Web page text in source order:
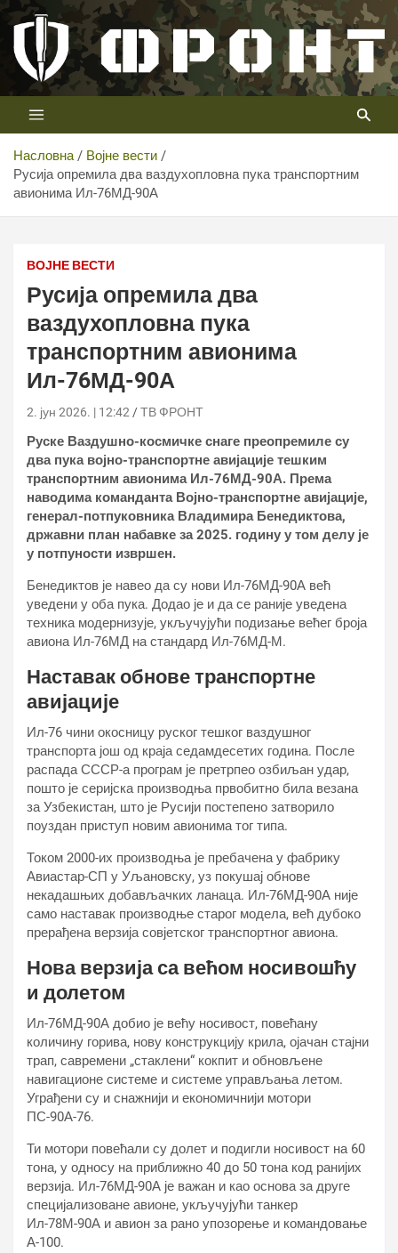
Скип
цонтент
Телевизија ФРОНТ
Први војни канал у Србији
Насловна
Војне вести
Русија опремила два ваздухопловна пука транспортним
авионима Ил-76МД-90А
ВОЈНЕ ВЕСТИ
Русија опремила два
ваздухопловна пука
транспортним авионима
Ил-76МД-90А
2. јун 2026. | 12:42 ТВ ФРОНТ
Руске Ваздушно-космичке снаге преопремиле су
два пука војно-транспортне авијације тешким
транспортним авионима Ил-76МД-90А. Према
наводима команданта Војно-транспортне авијације,
генерал-потпуковника Владимира Бенедиктова,
државни план набавке за 2025. годину у том делу је
у потпуности извршен.
Бенедиктов је навео да су нови Ил-76МД-90А већ
уведени у оба пука. Додао је и да се раније уведена
техника модернизује, укључујући подизање већег броја
авиона Ил-76МД на стандард Ил-76МД-М.
Наставак обнове транспортне
авијације
Ил-76 чини окосницу руског тешког ваздушног
транспорта још од краја седамдесетих година. После
распада СССР-а програм је претрпео озбиљан удар,
пошто је серијска производња првобитно била везана
за Узбекистан, што је Русији постепено затворило
поуздан приступ новим авионима тог типа.
Током 2000-их производња је пребачена у фабрику
Авиастар-СП у Уљановску, уз покушај обнове
некадашњих добављачких ланаца. Ил-76МД-90А није
само наставак производње старог модела, већ дубоко
прерађена верзија совјетског транспортног авиона.
Нова верзија са већом носивошћу
и долетом
Ил-76МД-90А добио је већу носивост, повећану
количину горива, нову конструкцију крила, ојачан стајни
трап, савремени „стаклени“ кокпит и обновљене
навигационе системе и системе управљања летом.
Уграђени су и снажнији и економичнији мотори
ПС-90А-76.
Ти мотори повећали су долет и подигли носивост на 60
тона, у односу на приближно 40 до 50 тона код ранијих
верзија. Ил-76МД-90А је важан и као основа за друге
специјализоване авионе, укључујући танкер
Ил-78М-90А и авион за рано упозорење и командовање
А-100.